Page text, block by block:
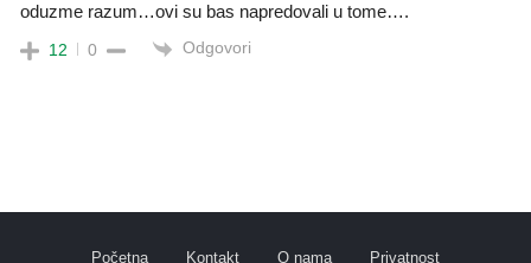
oduzme razum…ovi su bas napredovali u tome….
12 0 Odgovori
Početna Kontakt O nama Privatnost